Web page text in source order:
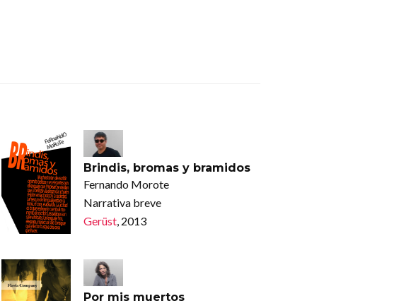
Brindis, bromas y bramidos
Fernando Morote
Narrativa breve
Gerüst, 2013
Por mis muertos